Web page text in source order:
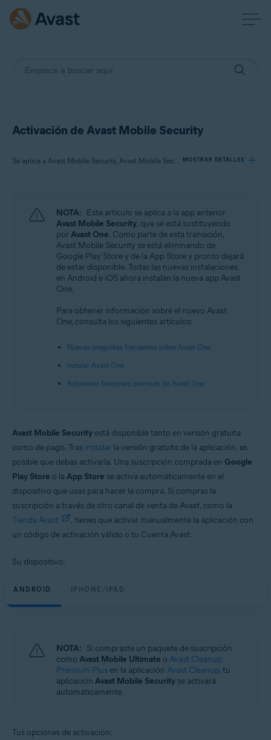
Activación de Avast Mobile Security
Se aplica a Avast Mobile Security, Avast Mobile Security Premium, Avast Mobile Security Ultimate MOSTRAR DETALLES
Avast Mobile Security
Avast Mobile Security Premium
Avast Mobile Security Ultimate
Sistemas operativos:
Android y iOS
NOTA: Este artículo se aplica a la app anterior
Avast Mobile Security, que se está sustituyendo
porAvast One. Como parte de esta transición,
Avast Mobile Security se está eliminando de
Google Play Store y de la App Store y pronto dejará
de estar disponible. Todas las nuevas instalaciones
en Android e iOS ahora instalan la nueva app Avast
One.
Para obtener información sobre el nuevo Avast
One, consulta los siguientes artículos:
Nuevas preguntas frecuentes sobre Avast One
Instalar Avast One
Activando funciones premium de Avast One
Avast Mobile Security está disponible tanto en versión gratuita
como de pago. Tras instalar la versión gratuita de la aplicación, es
posible que debas activarla. Una suscripción comprada en Google
Play Store o la App Store se activa automáticamente en el
dispositivo que usas para hacer la compra. Si compras la
suscripción a través de otro canal de venta de Avast, como la
Tienda Avast
, tienes que activar manualmente la aplicación con
un código de activación válido o tu Cuenta Avast.
Su dispositivo:
ANDROID IPHONE/IPAD
NOTA: Si compraste un paquete de suscripción
como Avast Mobile Ultimate o Avast Cleanup
Premium Plus en la aplicación Avast Cleanup, tu
aplicación Avast Mobile Security se activará
automáticamente.
Tus opciones de activación: